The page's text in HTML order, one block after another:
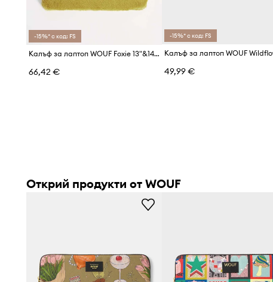
-15%* с код: FS
Калъф за лаптоп WOUF Foxie 13"&14"
66,42 €
-15%* с код: FS
49,99 €
Открий продукти от WOUF